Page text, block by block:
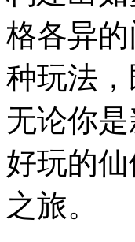
格各异
种玩法
无论你
好玩的
之旅。